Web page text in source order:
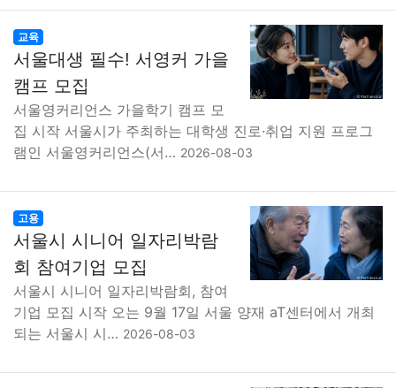
교육
서울대생 필수! 서영커 가을
캠프 모집
서울영커리언스 가을학기 캠프 모
집 시작 서울시가 주최하는 대학생 진로·취업 지원 프로그
램인 서울영커리언스(서… 2026-08-03
고용
서울시 시니어 일자리박람
회 참여기업 모집
서울시 시니어 일자리박람회, 참여
기업 모집 시작 오는 9월 17일 서울 양재 aT센터에서 개최
되는 서울시 시… 2026-08-03